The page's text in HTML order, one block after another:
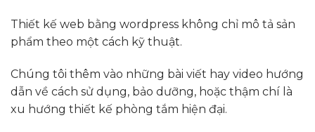
Thiết kế web bằng wordpress không chỉ mô tả sản
phẩm theo một cách kỹ thuật.
Chúng tôi thêm vào những bài viết hay video hướng
dẫn về cách sử dụng, bảo dưỡng, hoặc thậm chí là
xu hướng thiết kế phòng tắm hiện đại.